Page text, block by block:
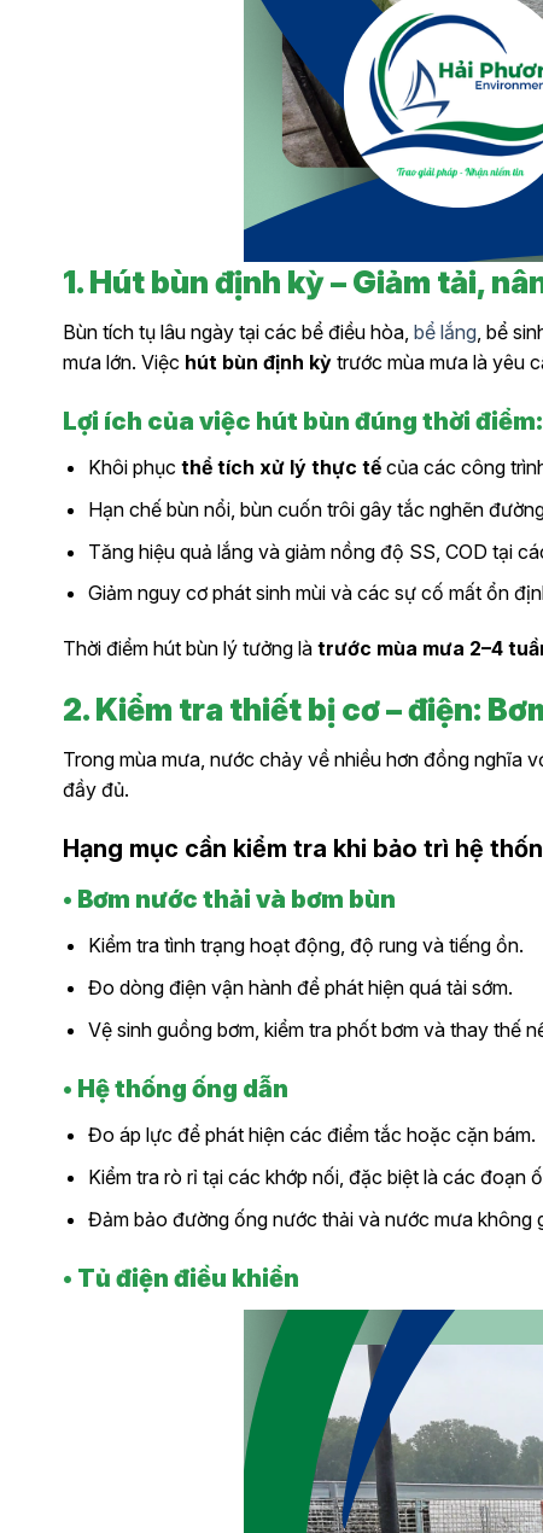
1. Hút bùn định kỳ – Giảm tải,
Bùn tích tụ lâu ngày tại các bể điều hòa, bể lắng , bể
mưa lớn. Việc hút bùn định kỳ trước mùa mưa là yêu
Lợi ích của việc hút bùn đúng thời điểm:
Khôi phục thể tích xử lý thực tếcủa các công
Hạn chế bùn nổi, bùn cuốn trôi gây tắc nghẽn
Tăng hiệu quả lắng và giảm nồng độ SS, COD tại
Giảm nguy cơ phát sinh mùi và các sự cố mất ổn
Thời điểm hút bùn lý tưởng là trước mùa mưa 2–4
2. Kiểm tra thiết bị cơ – điện:
Trong mùa mưa, nước chảy về nhiều hơn đồng nghĩa
đầy đủ.
Hạng mục cần kiểm tra khi bảo trì hệ
• Bơm nước thải và bơm bùn
Kiểm tra tình trạng hoạt động, độ rung và tiếng ồn.
Đo dòng điện vận hành để phát hiện quá tải sớm.
Vệ sinh guồng bơm, kiểm tra phốt bơm và thay thế
• Hệ thống ống dẫn
Đo áp lực để phát hiện các điểm tắc hoặc cặn bám.
Kiểm tra rò rỉ tại các khớp nối, đặc biệt là các đoạn
Đảm bảo đường ống nước thải và nước mưa không
• Tủ điện điều khiển